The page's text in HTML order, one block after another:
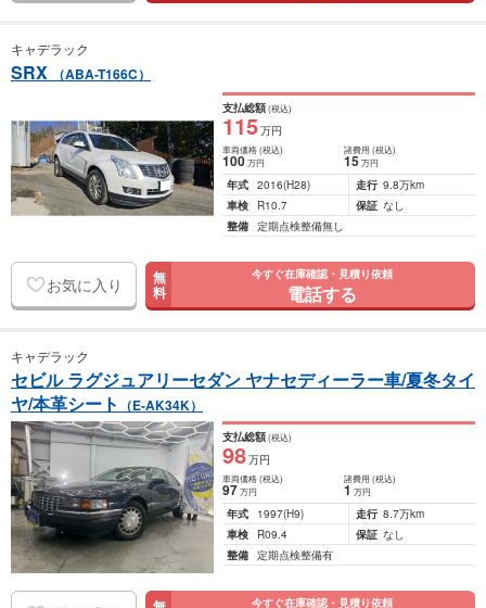
キャデラック
SRX （ABA-T166C）
支払総額(税込)
115万円
車両価格(税込)
100万円
諸費用 (税込)
15 万円
年式 2016(H28) 走行 9.8万km
車検
R10.7 保証 なし
整備 定期点検整備無し
お気に入り 無
料
今すぐ在庫確認・見積り依頼
電話する
キャデラック
セビル ラグジュアリーセダン ヤナセディーラー車/夏冬タイ
ヤ/本革シート （E-AK34K）
支払総額(税込)
98万円
車両価格(税込)
97万円
諸費用 (税込)
1 万円
年式 1997(H9) 走行 8.7万km
車検
R09.4 保証 なし
整備 定期点検整備有
今すぐ在庫確認・見積り依頼